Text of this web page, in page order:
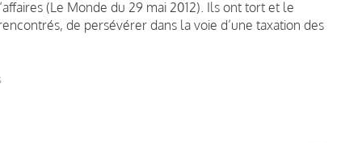
(Le Monde du 29 mai 2012). Ils ont tort et le
de persévérer dans la voie d’une taxation des